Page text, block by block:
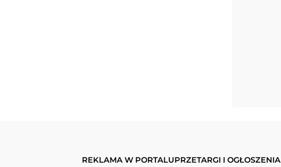
REKLAMA W PORTALUPRZETARGI I OGŁOSZENIA